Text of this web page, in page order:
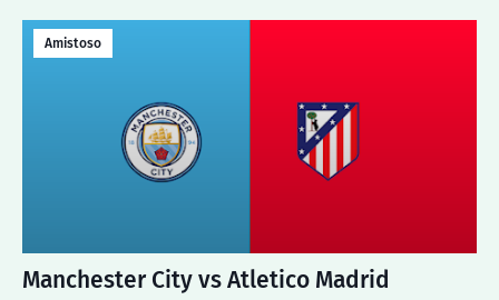
Amistoso
Manchester City vs Atletico Madrid